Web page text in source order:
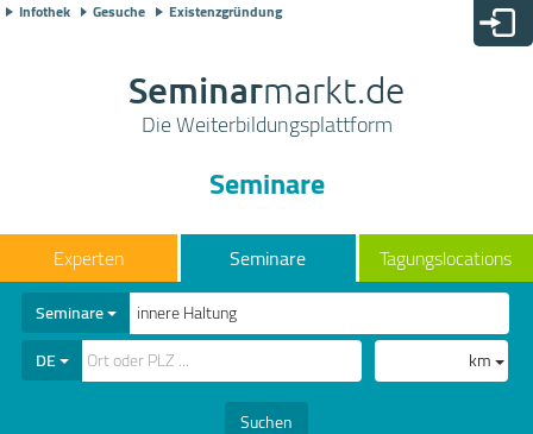
Infothek Gesuche Existenzgründung
Seminarmarkt.de
Die Weiterbildungsplattform
Seminare
Seminare Tagungslocations
Seminare
DE
km
Suchen